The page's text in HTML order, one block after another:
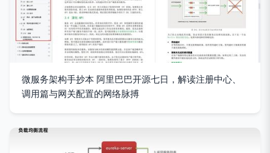
微服务架构手抄本 阿里巴巴开源七日，解读注册中心、
调用篇与网关配置的网络脉搏